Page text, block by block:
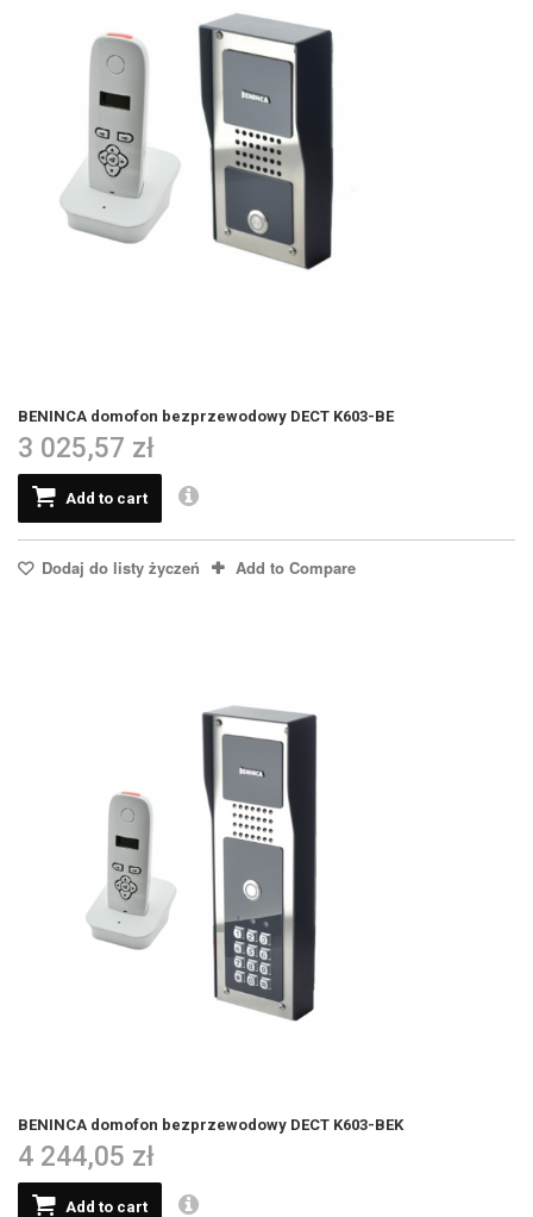
BENINCA domofon bezprzewodowy DECT K603-BE
3 025,57 zł
Add to cart
Dodaj do listy życzeń Add to Compare
BENINCA domofon bezprzewodowy DECT K603-BEK
4 244,05 zł
Add to cart